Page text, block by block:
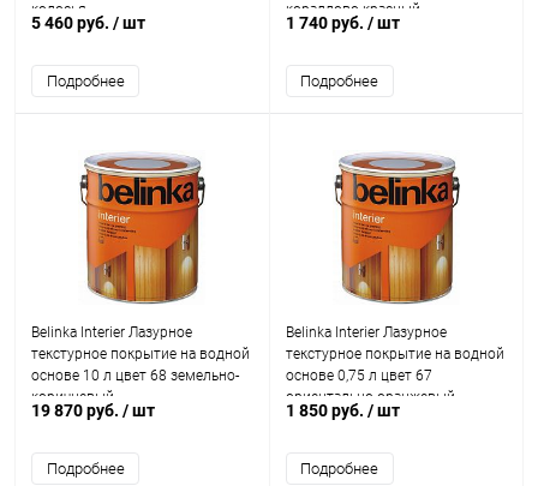
колосья
5 460 руб. / шт
Подробнее
кораллово-красный
1 740 руб. / шт
Подробнее
Belinka Interier Лазурное
текстурное покрытие на водной
основе 10 л цвет 68 земельно-
коричневый
19 870 руб. / шт
Подробнее
Belinka Interier Лазурное
текстурное покрытие на водной
основе 0,75 л цвет 67
ориентально оранжевый
1 850 руб. / шт
Подробнее